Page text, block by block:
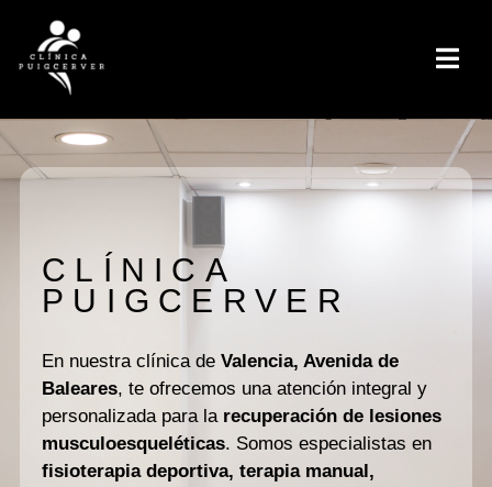
CLÍNICA
PUIGCERVER
En nuestra clínica de Valencia, Avenida de
Baleares, te ofrecemos una atención integral y
personalizada para la recuperación de lesiones
musculoesqueléticas. Somos especialistas en
fisioterapia deportiva, terapia manual,